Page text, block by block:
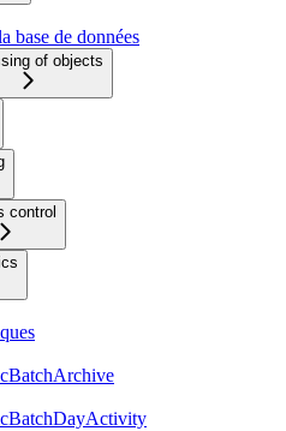
base de données
of objects
control